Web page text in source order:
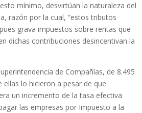
mínimo, desvirtúan la naturaleza del
razón por la cual, “estos tributos
grava impuestos sobre rentas que
dichas contribuciones desincentivan la
de Compañías, de 8.495
lo hicieron a pesar de que
un incremento de la tasa efectiva
las empresas por Impuesto a la